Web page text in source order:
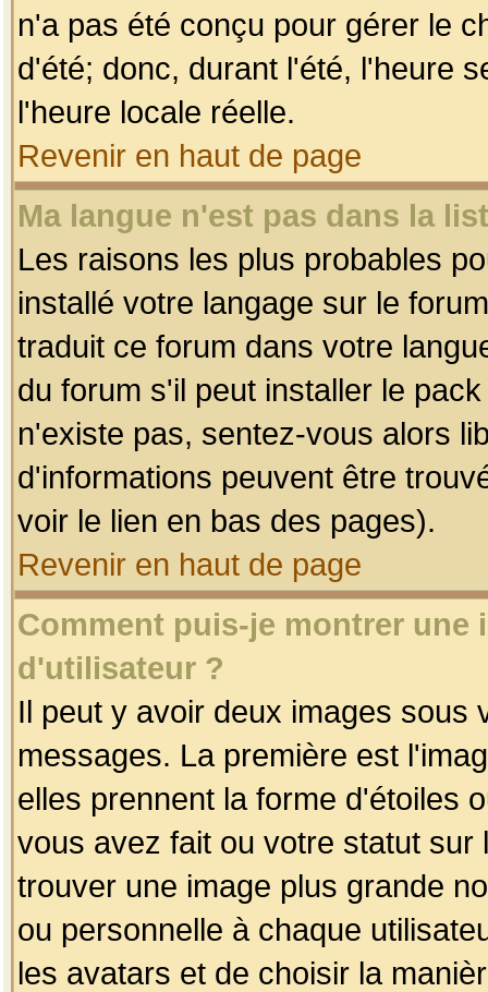
n'a pas été conçu pour gérer le
d'été; donc, durant l'été, l'heure
l'heure locale réelle.
Revenir en haut de page
Ma langue n'est pas dans la
Les raisons les plus probables
installé votre langage sur le
traduit ce forum dans votre
du forum s'il peut installer le
n'existe pas, sentez-vous alors
d'informations peuvent être
voir le lien en bas des pages).
Revenir en haut de page
Comment puis-je montrer une
d'utilisateur ?
Il peut y avoir deux images sous
messages. La première est
elles prennent la forme d'étoiles
vous avez fait ou votre statut
trouver une image plus grande
ou personnelle à chaque
les avatars et de choisir la